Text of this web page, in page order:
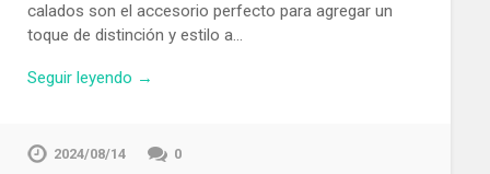
calados son el accesorio perfecto para agregar un
toque de distinción y estilo a…
Seguir leyendo →
2024/08/14 0